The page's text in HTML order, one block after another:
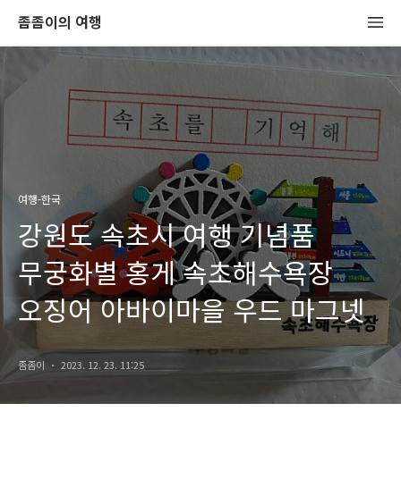
좀좀이의 여행
여행-한국
강원도 속초시 여행 기념품
무궁화별 홍게 속초해수욕장
오징어 아바이마을 우드 마그넷
좀좀이 2023. 12. 23. 11:25